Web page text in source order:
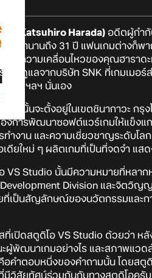
ดะ (Katsuhiro Harada) อดีตผู้กำกั
อยู่มานานถึง 31 ปี แฟนเกมต่างก็พ
สุดมีความเคลื่อนไหวของคุณฮารา
หารดูแลจากบริษัท SNK ที่เกมเมอ
Slug ฯลฯ นั่นเอง
นั้นจะตั้งอยู่ในเขตชินากาวะ ก
องการพัฒนาซอฟต์แวร์เกมให้แข็
ทำงาน และความเชี่ยวชาญระดับ
เดียใหม่ ๆ ผลิตเกมที่เป็นที่จดจำ แส
VS Studio นั้นมีความหมายที่หลา
Division และจิตวิ
เป็นสัญลักษณ์ของนวัตกรรมและก
ที่เปิดสตูดิโอ VS Studio ด้วยว่า
นะผู้พัฒนาเกมอย่างไร และสภาพแ
คำตอบหนึ่งของคำถามนั้น โดยสตู
มีวิสัยทัศน์ร่วมกันกับทางสตูดิโอครับ